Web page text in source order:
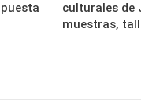
culturales de
muestras,